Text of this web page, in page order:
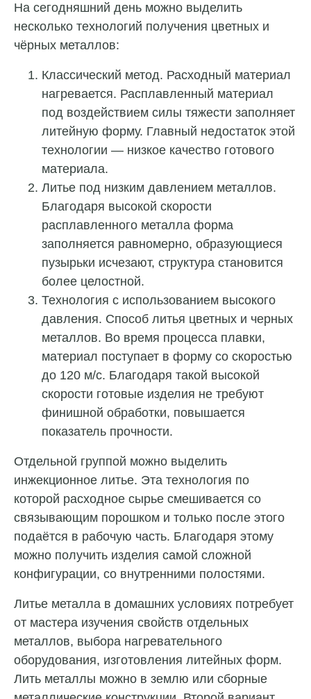
На сегодняшний день можно выделить
несколько технологий получения цветных и
чёрных металлов:
Классический метод. Расходный материал
нагревается. Расплавленный материал
под воздействием силы тяжести заполняет
литейную форму. Главный недостаток этой
технологии — низкое качество готового
материала.
Литье под низким давлением металлов.
Благодаря высокой скорости
расплавленного металла форма
заполняется равномерно, образующиеся
пузырьки исчезают, структура становится
более целостной.
Технология с использованием высокого
давления. Способ литья цветных и черных
металлов. Во время процесса плавки,
материал поступает в форму со скоростью
до 120 м/с. Благодаря такой высокой
скорости готовые изделия не требуют
финишной обработки, повышается
показатель прочности.
Отдельной группой можно выделить
инжекционное литье. Эта технология по
которой расходное сырье смешивается со
связывающим порошком и только после этого
подаётся в рабочую часть. Благодаря этому
можно получить изделия самой сложной
конфигурации, со внутренними полостями.
Литье металла в домашних условиях потребует
от мастера изучения свойств отдельных
металлов, выбора нагревательного
оборудования, изготовления литейных форм.
Лить металлы можно в землю или сборные